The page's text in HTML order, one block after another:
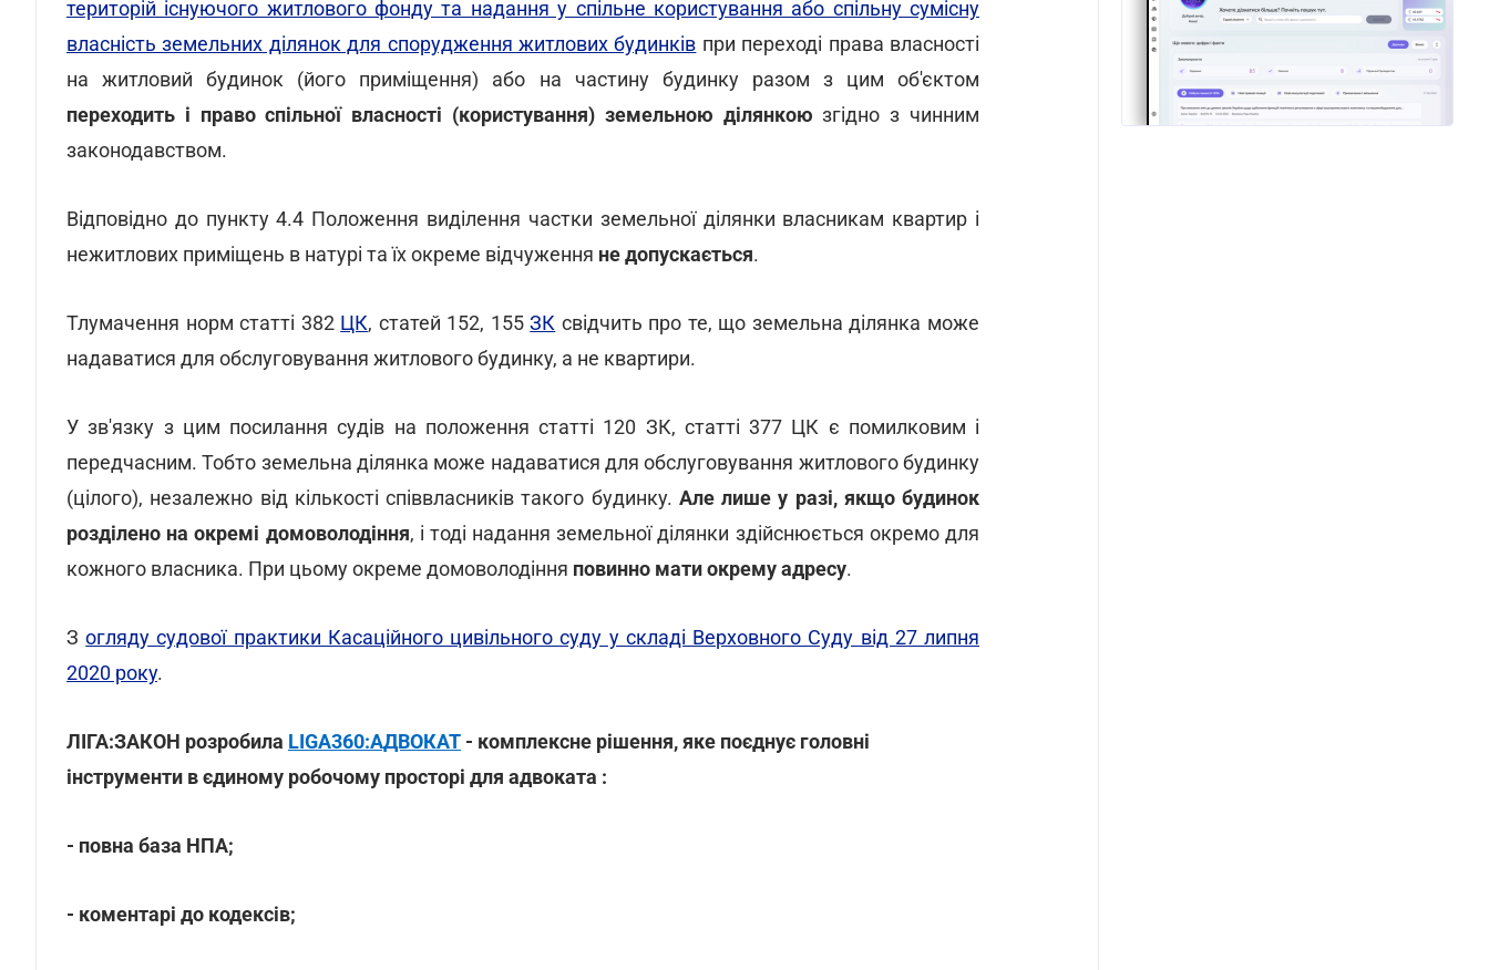
територій існуючого житлового фонду та надання у спільне користування або спільну сумісну
власність земельних ділянок для спорудження житлових будинків при переході права власності
на житловий будинок (його приміщення) або на частину будинку разом з цим об'єктом
переходить і право спільної власності (користування) земельною ділянкою згідно з чинним
законодавством.
Відповідно до пункту 4.4 Положення виділення частки земельної ділянки власникам квартир і
нежитлових приміщень в натурі та їх окреме відчуження не допускається.
Тлумачення норм статті 382 ЦК, статей 152, 155ЗК свідчить про те, що земельна ділянка може
надаватися для обслуговування житлового будинку, а не квартири.
У зв'язку з цим посилання судів на положення статті 120 ЗК, статті 377 ЦК є помилковим і
передчасним. Тобто земельна ділянка може надаватися для обслуговування житлового будинку
(цілого), незалежно від кількості співвласників такого будинку. Але лише у разі, якщо будинок
розділено на окремі домоволодіння, і тоді надання земельної ділянки здійснюється окремо для
кожного власника. При цьому окреме домоволодіння повинно мати окрему адресу.
Зогляду судової практики Касаційного цивільного суду у складі Верховного Суду від 27 липня
2020 року.
ЛІГА:ЗАКОН розробила LIGA360:АДВОКАТ - комплексне рішення, яке поєднує головні
інструменти в єдиному робочому просторі для адвоката :
- повна база НПА;
- коментарі до кодексів;